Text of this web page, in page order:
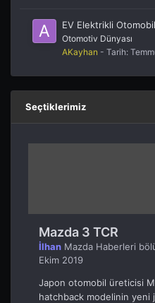
EV Elektrikli
Otomotiv Dünyası
AKayhan - Tarih:
Seçtiklerimiz
Mazda 3 TCR
İlhan Mazda Haberleri
Ekim 2019
Japon otomobil üreticisi
hatchback modelinin yeni